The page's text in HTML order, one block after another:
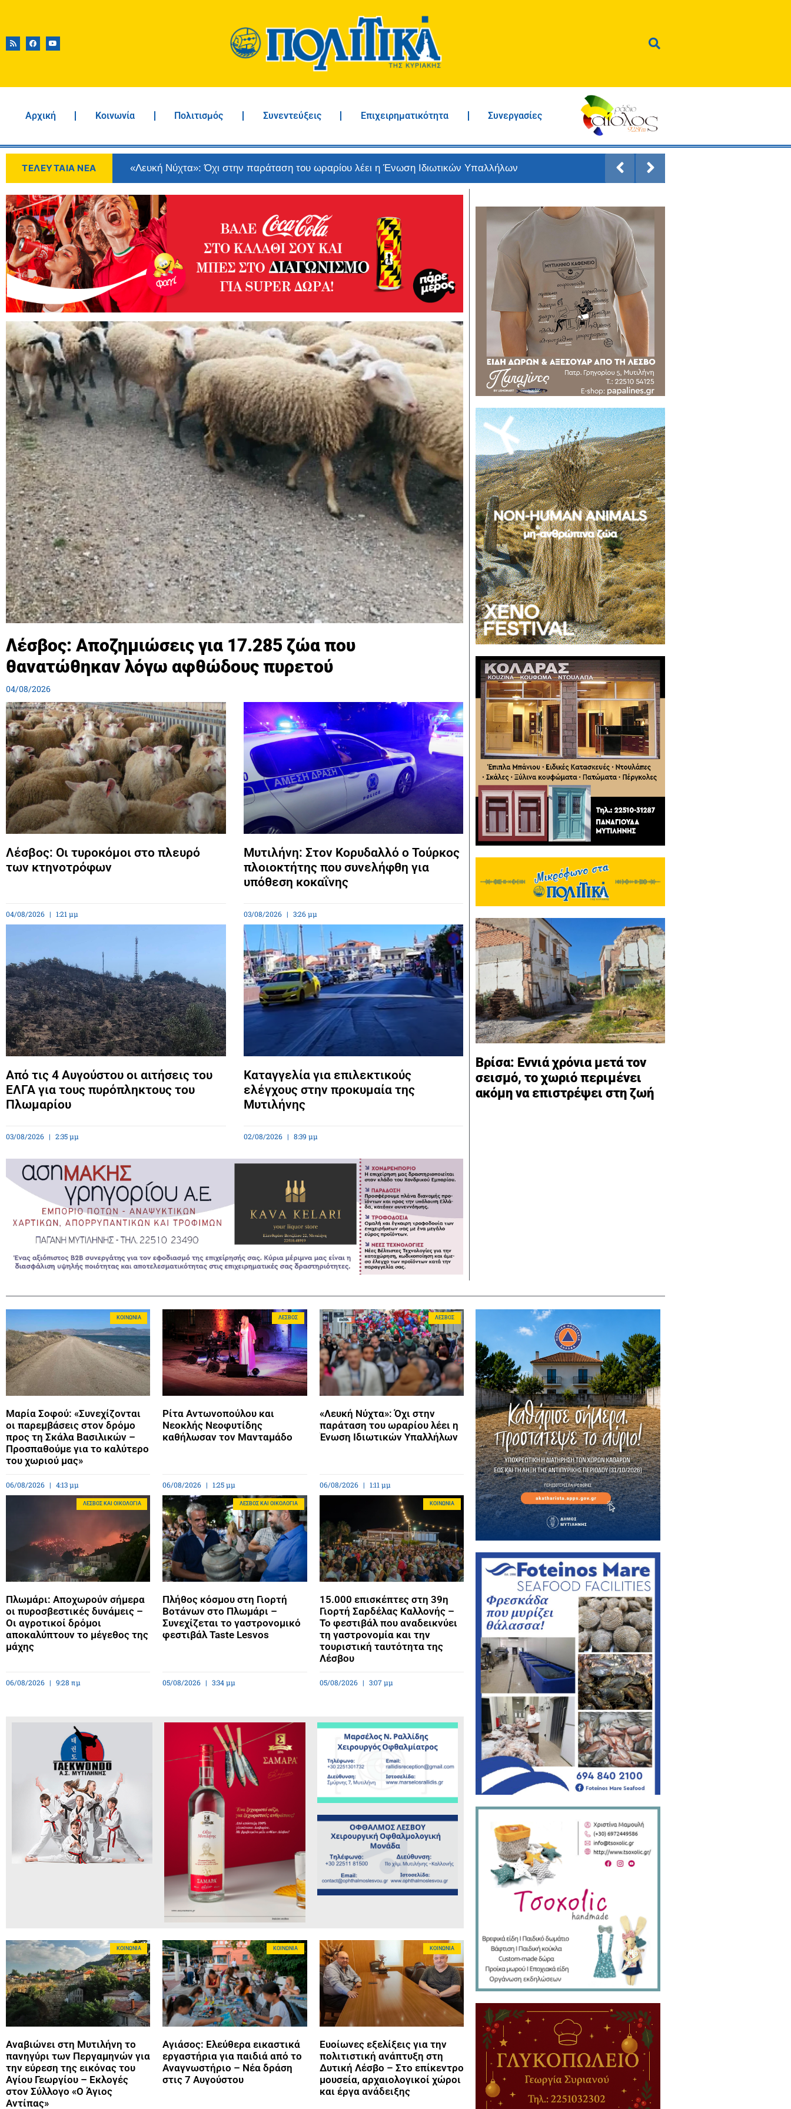
Αρχική Κοινωνία Πολιτισμός Συνεντεύξεις Επιχειρηματικότητα Συνεργασίες
ΤΕΛΕΥΤΑΙΑ ΝΕΑ
μέγεθος της μάχης
Πλήθος κόσμου στη Γιορτή Βοτάνων στο Πλωμάρι – Συνεχίζεται το γαστρονομικό φεστιβάλ Taste Lesvos
15.000 επισκέπτες στη 39η Γιορτή Σαρδέλας Καλλονής – Το φεστιβάλ που αναδεικνύει τη γαστρονομία
και την τουριστική ταυτότητα της Λέσβου
Μαρία Σοφού: «Συνεχίζονται οι παρεμβάσεις στον δρόμο προς τη Σκάλα Βασιλικών – Προσπαθούμε για
το καλύτερο του χωριού μας»
Ρίτα Αντωνοπούλου και Νεοκλής Νεοφυτίδης καθήλωσαν τον Μανταμάδο
«Λευκή Νύχτα»: Όχι στην παράταση του ωραρίου λέει η Ένωση Ιδιωτικών Υπαλλήλων
Λέσβος: Αποζημιώσεις για 17.285 ζώα που
θανατώθηκαν λόγω αφθώδους πυρετού
04/08/2026
Λέσβος: Οι τυροκόμοι στο πλευρό
των κτηνοτρόφων
04/08/2026 1:21 μμ
Μυτιλήνη: Στον Κορυδαλλό ο Τούρκος
πλοιοκτήτης που συνελήφθη για
υπόθεση κοκαΐνης
03/08/2026 3:26 μμ
Από τις 4 Αυγούστου οι αιτήσεις του
ΕΛΓΑ για τους πυρόπληκτους του
Πλωμαρίου
03/08/2026 2:35 μμ
Καταγγελία για επιλεκτικούς
ελέγχους στην προκυμαία της
Μυτιλήνης
02/08/2026 8:39 μμ
Βρίσα: Εννιά χρόνια μετά τον
σεισμό, το χωριό περιμένει
ακόμη να επιστρέψει στη ζωή
ΚΟΙΝΩΝΊΑ
Μαρία Σοφού: «Συνεχίζονται
οι παρεμβάσεις στον δρόμο
προς τη Σκάλα Βασιλικών –
Προσπαθούμε για το καλύτερο
του χωριού μας»
06/08/2026 4:13 μμ
ΛΈΣΒΟΣ
Ρίτα Αντωνοπούλου και
Νεοκλής Νεοφυτίδης
καθήλωσαν τον Μανταμάδο
06/08/2026 1:25 μμ
ΛΈΣΒΟΣ
«Λευκή Νύχτα»: Όχι στην
παράταση του ωραρίου λέει η
Ένωση Ιδιωτικών Υπαλλήλων
06/08/2026 1:11 μμ
ΛΈΣΒΟΣ ΚΑΙ ΟΙΚΟΛΟΓΊΑ
Πλωμάρι: Αποχωρούν σήμερα
οι πυροσβεστικές δυνάμεις –
Οι αγροτικοί δρόμοι
αποκαλύπτουν το μέγεθος της
μάχης
06/08/2026 9:28 πμ
ΛΈΣΒΟΣ ΚΑΙ ΟΙΚΟΛΟΓΊΑ
Πλήθος κόσμου στη Γιορτή
Βοτάνων στο Πλωμάρι –
Συνεχίζεται το γαστρονομικό
φεστιβάλ Taste Lesvos
05/08/2026 3:34 μμ
ΚΟΙΝΩΝΊΑ
15.000 επισκέπτες στη 39η
Γιορτή Σαρδέλας Καλλονής –
Το φεστιβάλ που αναδεικνύει
τη γαστρονομία και την
τουριστική ταυτότητα της
Λέσβου
05/08/2026 3:07 μμ
ΚΟΙΝΩΝΊΑ
Αναβιώνει στη Μυτιλήνη το
πανηγύρι των Περγαμηνών για
την εύρεση της εικόνας του
Αγίου Γεωργίου – Εκλογές
στον Σύλλογο «Ο Άγιος
Αντίπας»
ΚΟΙΝΩΝΊΑ
Αγιάσος: Ελεύθερα εικαστικά
εργαστήρια για παιδιά από το
Αναγνωστήριο – Νέα δράση
στις 7 Αυγούστου
ΚΟΙΝΩΝΊΑ
Ευοίωνες εξελίξεις για την
πολιτιστική ανάπτυξη στη
Δυτική Λέσβο – Στο επίκεντρο
μουσεία, αρχαιολογικοί χώροι
και έργα ανάδειξης